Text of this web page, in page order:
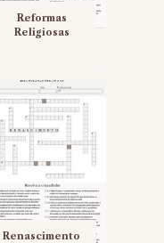
Reformas
Religiosas
Renascimento